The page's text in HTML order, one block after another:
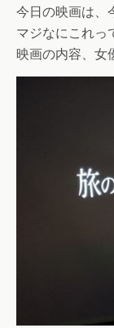
今日の映画は、
マジなにこれっ
映画の内容、女